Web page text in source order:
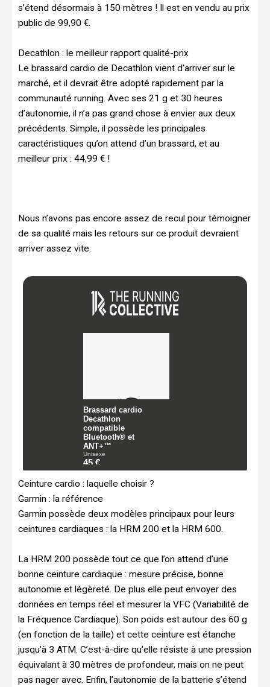
s’étend désormais à 150 mètres ! Il est en vendu au prix
public de 99,90 €.
Decathlon : le meilleur rapport qualité-prix
Le brassard cardio de Decathlon vient d’arriver sur le
marché, et il devrait être adopté rapidement par la
communauté running. Avec ses 21 g et 30 heures
d’autonomie, il n’a pas grand chose à envier aux deux
précédents. Simple, il possède les principales
caractéristiques qu’on attend d’un brassard, et au
meilleur prix : 44,99 € !
Nous n’avons pas encore assez de recul pour témoigner
de sa qualité mais les retours sur ce produit devraient
arriver assez vite.
Ceinture cardio : laquelle choisir ?
Garmin : la référence
Garmin possède deux modèles principaux pour leurs
ceintures cardiaques : la HRM 200 et la HRM 600.
La HRM 200 possède tout ce que l’on attend d’une
bonne ceinture cardiaque : mesure précise, bonne
autonomie et légèreté. De plus elle peut envoyer des
données en temps réel et mesurer la VFC (Variabilité de
la Fréquence Cardiaque). Son poids est autour des 60 g
(en fonction de la taille) et cette ceinture est étanche
jusqu’à 3 ATM. C’est-à-dire qu’elle résiste à une pression
équivalant à 30 mètres de profondeur, mais on ne peut
pas nager avec. Enfin, l’autonomie de la batterie s’étend